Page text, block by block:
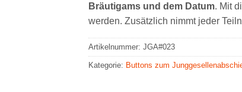
Bräutigams und dem Datum. Mit
werden. Zusätzlich nimmt jeder
Artikelnummer:JGA#023
Kategorie: Buttons zum